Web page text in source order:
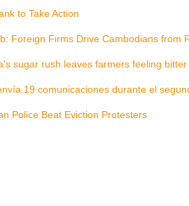
to Take Action
Foreign Firms Drive Cambodians from
sugar rush leaves farmers feeling bitter
19 comunicaciones durante el
Police Beat Eviction Protesters